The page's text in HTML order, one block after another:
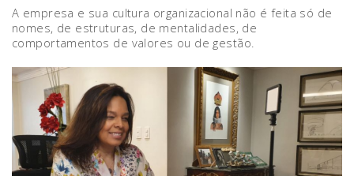
A empresa e sua cultura organizacional não é feita só de
nomes, de estruturas, de mentalidades, de
comportamentos de valores ou de gestão.